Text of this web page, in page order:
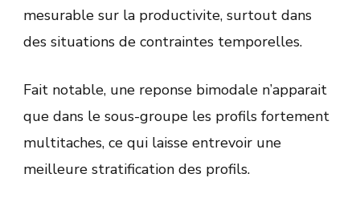
mesurable sur la productivite, surtout dans
des situations de contraintes temporelles.
Fait notable, une reponse bimodale n’apparait
que dans le sous-groupe les profils fortement
multitaches, ce qui laisse entrevoir une
meilleure stratification des profils.